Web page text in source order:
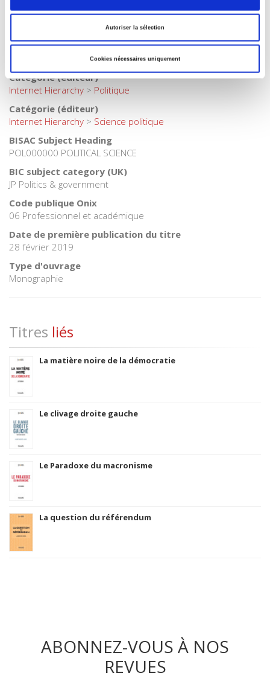
Autoriser la sélection
Cookies nécessaires uniquement
Catégorie (éditeur)
Europe>Construction européenne
Catégorie (éditeur)
>International
Catégorie (éditeur)
Internet Hierarchy > Politique
Catégorie (éditeur)
Internet Hierarchy > Science politique
BISAC Subject Heading
POL000000 POLITICAL SCIENCE
BIC subject category (UK)
JP Politics & government
Code publique Onix
06 Professionnel et académique
Date de première publication du titre
28 février 2019
Type d'ouvrage
Monographie
Titres liés
La matière noire de la démocratie
Le clivage droite gauche
Le Paradoxe du macronisme
La question du référendum
ABONNEZ-VOUS À NOS
REVUES